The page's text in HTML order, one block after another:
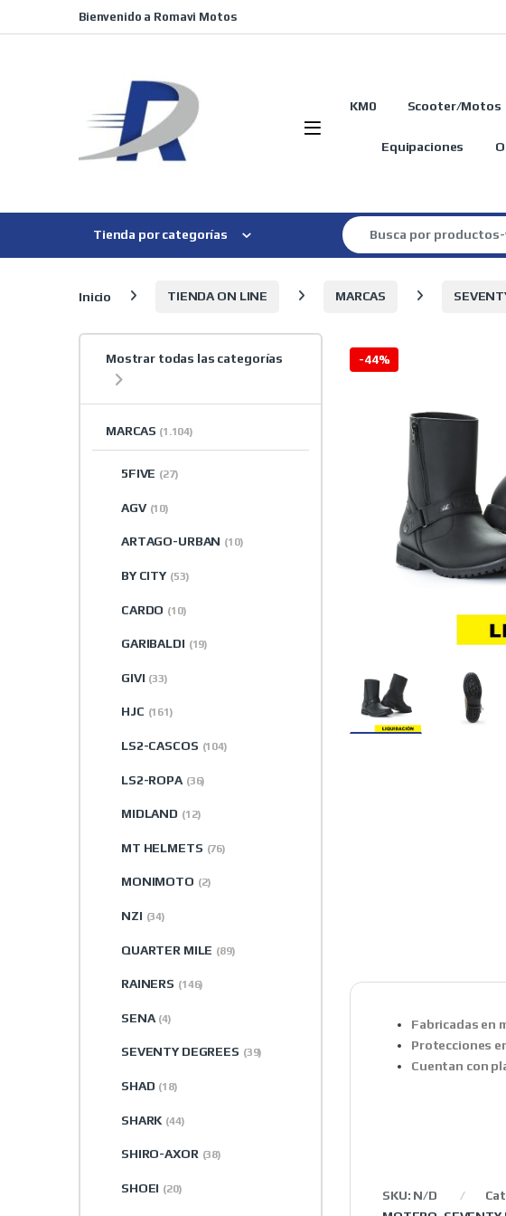
Bienvenido a Romavi Motos
KM0 Scooter/Motos
Equipaciones
Tienda por categorías
Search for:
Inicio TIENDA ON LINE MARCAS
-44%
Fabricadas en
Protecciones
Cuentan con
SKU: N/D
Mostrar todas las categorías
MARCAS (1.104)
5FIVE (27)
AGV (10)
ARTAGO-URBAN (10)
BY CITY (53)
CARDO (10)
GARIBALDI (19)
GIVI (33)
HJC (161)
LS2-CASCOS (104)
LS2-ROPA (36)
MIDLAND (12)
MT HELMETS (76)
MONIMOTO (2)
NZI (34)
QUARTER MILE (89)
RAINERS (146)
SENA (4)
SEVENTY DEGREES (39)
SHAD (18)
SHARK (44)
SHIRO-AXOR (38)
SHOEI (20)